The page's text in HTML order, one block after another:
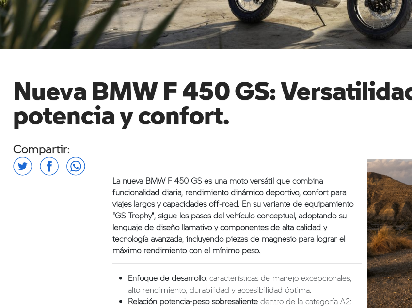
Nueva BMW F 450 GS:
potencia y confort.
Compartir:
La nueva BMW F 450 GS es una moto versátil que combina
funcionalidad diaria, rendimiento dinámico deportivo, confort para
viajes largos y capacidades off-road. En su variante de equipamiento
“GS Trophy”, sigue los pasos del vehículo conceptual, adoptando su
lenguaje de diseño llamativo y componentes de alta calidad y
tecnología avanzada, incluyendo piezas de magnesio para lograr el
máximo rendimiento con el mínimo peso.
Enfoque de desarrollo:características de manejo excepcionales,
alto rendimiento, durabilidad y accesibilidad óptima.
Relación potencia-peso sobresalientedentro de la categoría A2: